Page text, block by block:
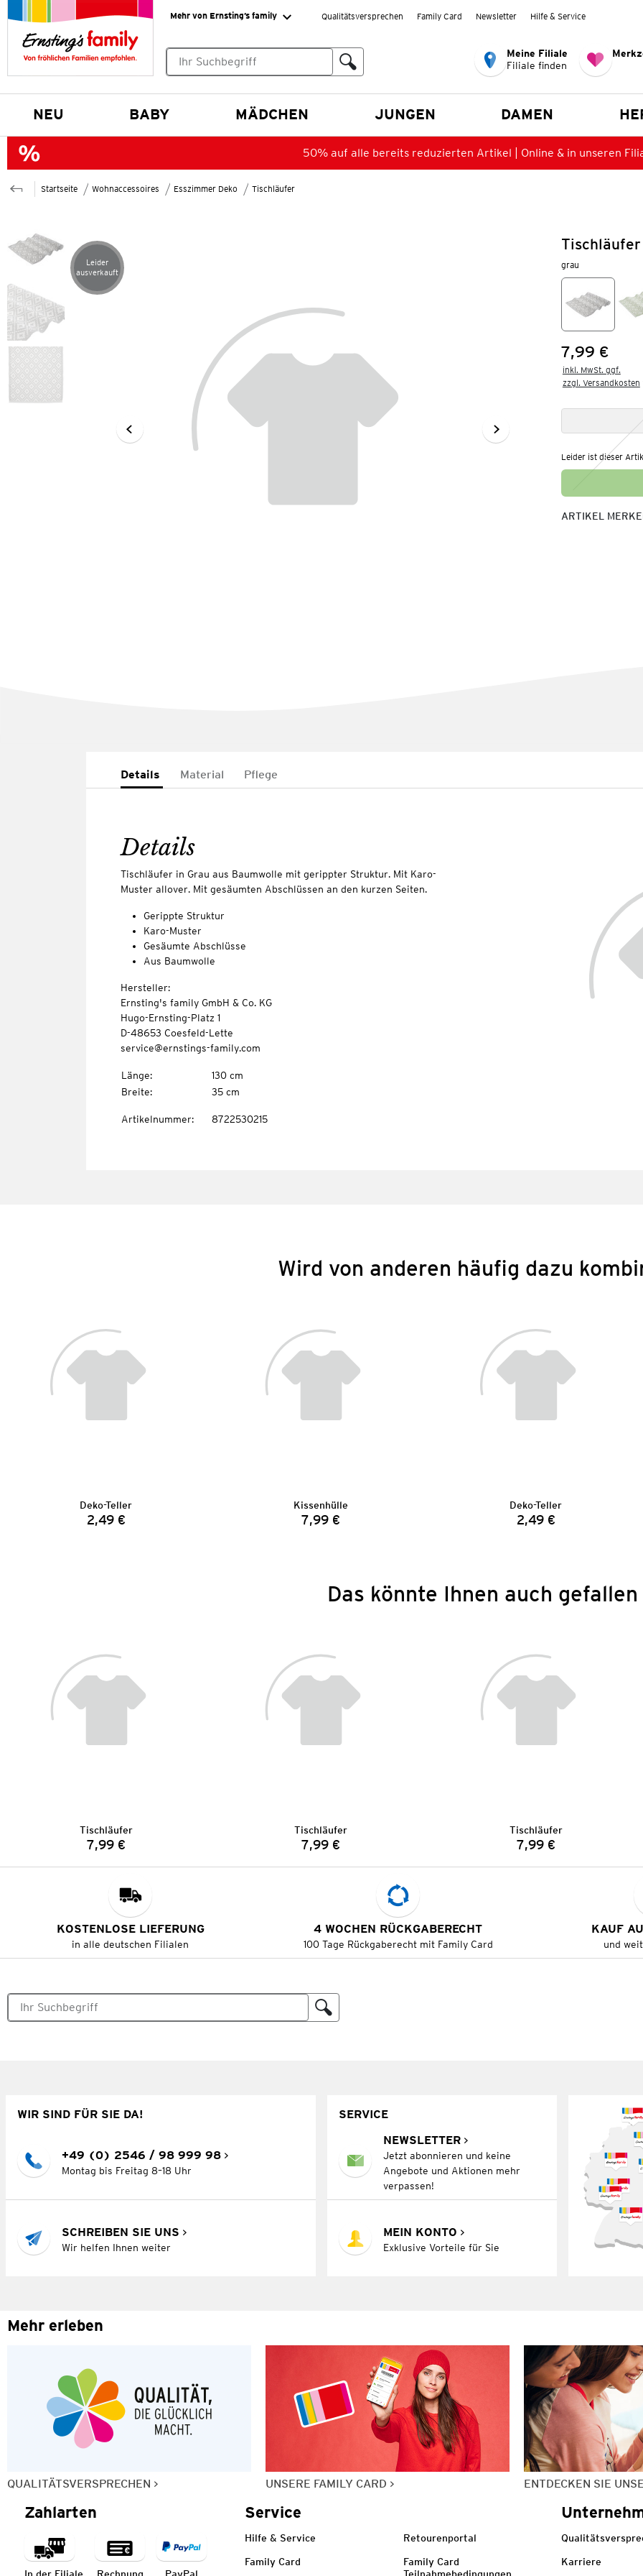
Mehr von Ernsting’s family Qualitätsversprechen Family Card Newsletter Hilfe & Service
Meine Filiale
Filiale finden
NEU BABY MÄDCHEN JUNGEN DAMEN
50% auf alle bereits reduzierten Artikel | Online & in unseren
Startseite Wohnaccessoires Esszimmer Deko Tischläufer
Artikel leider ausverkauft
Leider
ausverkauft
grau
Preis:
7,99 €
inkl. MwSt. ggf.
zzgl. Versandkosten
Leider ist dieser
ARTIKEL
Details Material Pflege
Details
Tischläufer in Grau aus Baumwolle mit gerippter Struktur. Mit Karo-
Muster allover. Mit gesäumten Abschlüssen an den kurzen Seiten.
Gerippte Struktur
Karo-Muster
Gesäumte Abschlüsse
Aus Baumwolle
Hersteller:
Ernsting's family GmbH & Co. KG
Hugo-Ernsting-Platz 1
D-48653 Coesfeld-Lette
service@ernstings-family.com
Länge:
130 cm
Breite: 35 cm
Artikelnummer: 8722530215
Wird von anderen häufig dazu
Deko-Teller
Preis:
2,49 €
Kissenhülle
Preis:
7,99 €
Deko-Teller
Preis:
2,49 €
Das könnte Ihnen auch gefallen
Tischläufer
Preis:
7,99 €
Tischläufer
Preis:
7,99 €
Tischläufer
Preis:
7,99 €
KOSTENLOSE LIEFERUNG
in alle deutschen Filialen
4 WOCHEN RÜCKGABERECHT
100 Tage Rückgaberecht mit Family Card
KAUF
und
WIR SIND FÜR SIE DA!
+49 (0) 2546 / 98 999 98
Montag bis Freitag 8–18 Uhr
SCHREIBEN SIE UNS
Wir helfen Ihnen weiter
SERVICE
NEWSLETTER
Jetzt abonnieren und keine
Angebote und Aktionen mehr
verpassen!
MEIN KONTO
Exklusive Vorteile für Sie
Mehr erleben
QUALITÄTSVERSPRECHEN UNSERE FAMILY CARD ENTDECKEN SIE
Zahlarten Service
Hilfe & Service Retourenportal
Family Card
Family Card
Karriere